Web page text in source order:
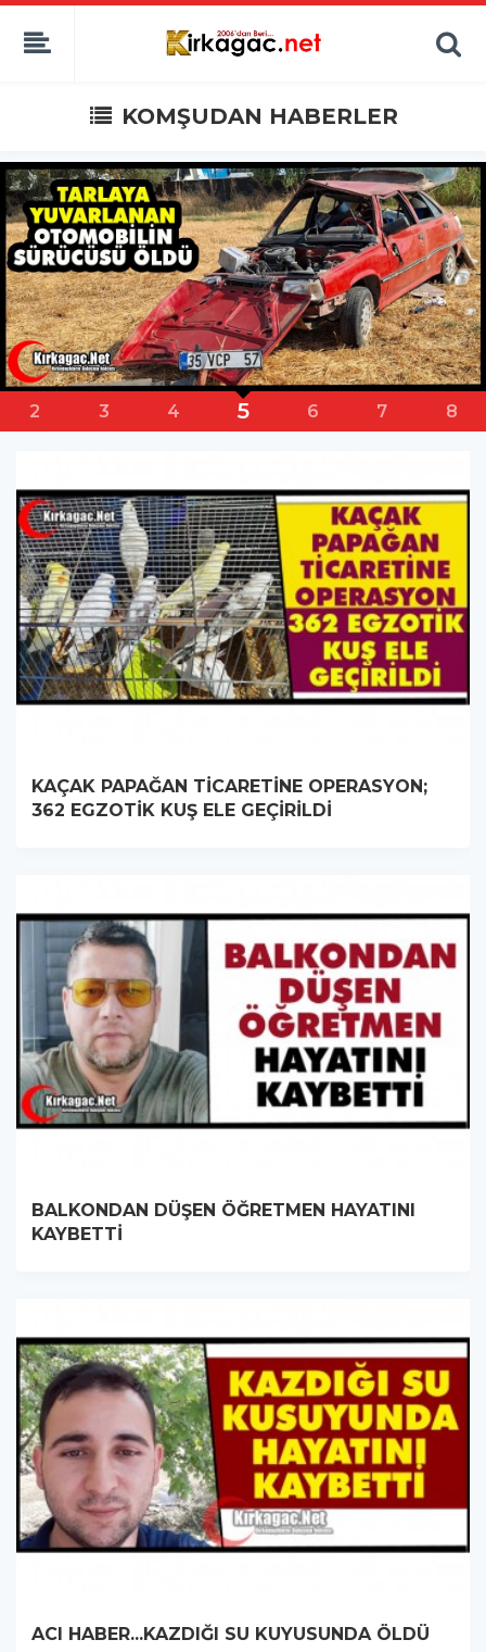
KOMŞUDAN HABERLER
3 4 5 6 7 8 9
KAÇAK PAPAĞAN TİCARETİNE OPERASYON;
362 EGZOTİK KUŞ ELE GEÇİRİLDİ
BALKONDAN DÜŞEN ÖĞRETMEN HAYATINI
KAYBETTİ
ACI HABER...KAZDIĞI SU KUYUSUNDA ÖLDÜ